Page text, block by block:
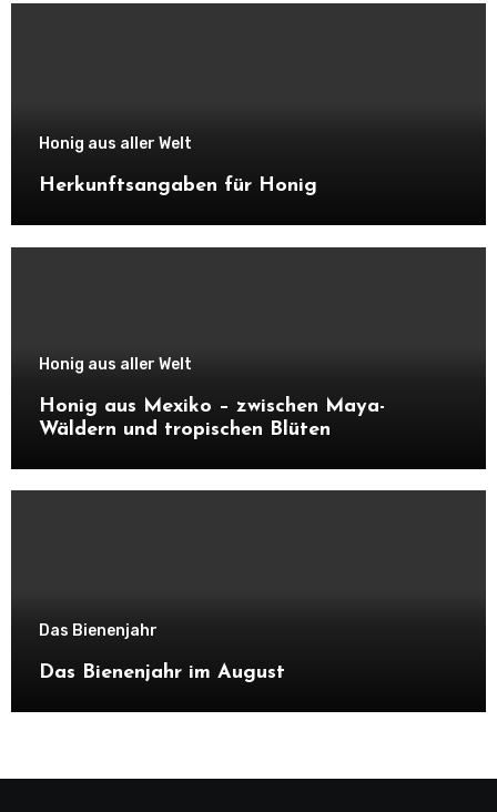
Honig aus aller Welt
Herkunftsangaben für Honig
Honig aus aller Welt
Honig aus Mexiko – zwischen Maya-
Wäldern und tropischen Blüten
Das Bienenjahr
Das Bienenjahr im August